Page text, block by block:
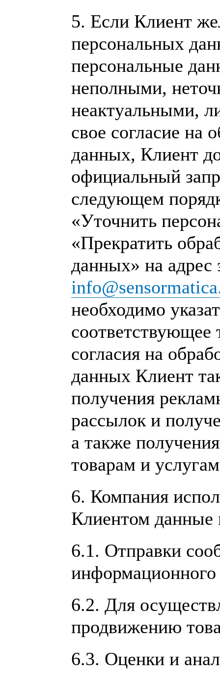
5. Если Клиент
персональных
персональные
неполными,
неактуальными,
свое согласие на
данных, Клиент
официальный
следующем
«Уточнить
«Прекратить
данных» на адрес
необходимо
соответствующее
согласия на
данных Клиент
получения
рассылок и
а также
товарам и
6. Компания
Клиентом данные
6.1. Отправки
информационного
6.2. Для
продвижению
6.3. Оценки и